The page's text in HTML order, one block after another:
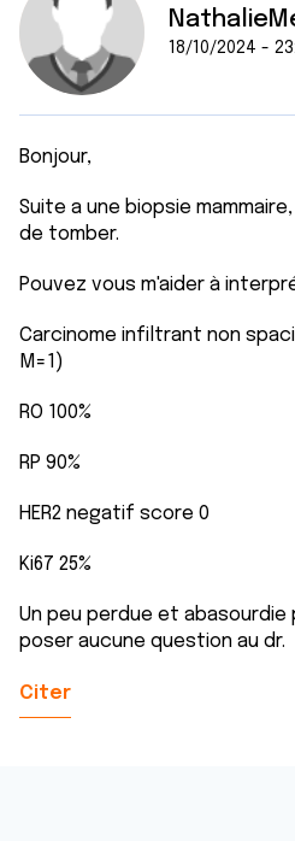
18/10/2024 -
Bonjour,
Suite a une biopsie
de tomber.
Pouvez vous m'aider à
Carcinome infiltrant non
M=1)
RO 100%
RP 90%
HER2 negatif score 0
Ki67 25%
Un peu perdue et abasourdie
poser aucune question au dr.
Citer